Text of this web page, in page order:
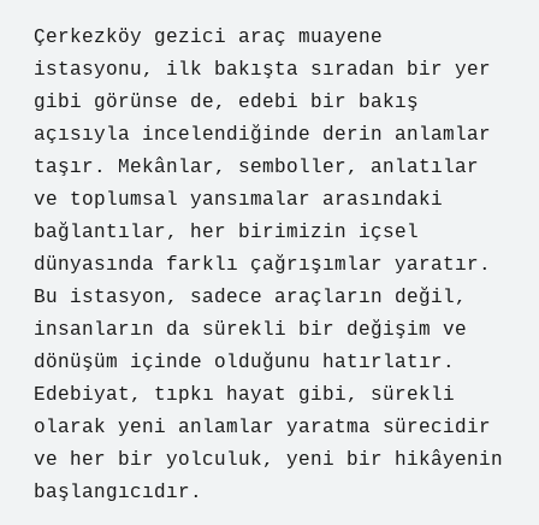
Çerkezköy gezici araç muayene
istasyonu, ilk bakışta sıradan bir yer
gibi görünse de, edebi bir bakış
açısıyla incelendiğinde derin anlamlar
taşır. Mekânlar, semboller, anlatılar
ve toplumsal yansımalar arasındaki
bağlantılar, her birimizin içsel
dünyasında farklı çağrışımlar yaratır.
Bu istasyon, sadece araçların değil,
insanların da sürekli bir değişim ve
dönüşüm içinde olduğunu hatırlatır.
Edebiyat, tıpkı hayat gibi, sürekli
olarak yeni anlamlar yaratma sürecidir
ve her bir yolculuk, yeni bir hikâyenin
başlangıcıdır.